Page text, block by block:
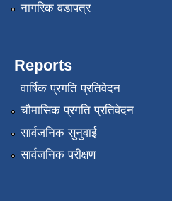
नागरिक वडापत्र
Reports
वार्षिक प्रगति प्रतिवेदन
चौमासिक प्रगति प्रतिवेदन
सार्वजनिक सुनुवाई
सार्वजनिक परीक्षण